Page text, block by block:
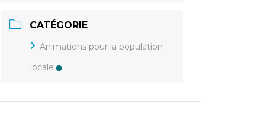
CATÉGORIE
Animations pour la population
locale